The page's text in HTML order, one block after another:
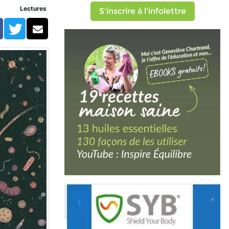
Lectures
TwitterCourriel
S'inscrire à l'infolettre